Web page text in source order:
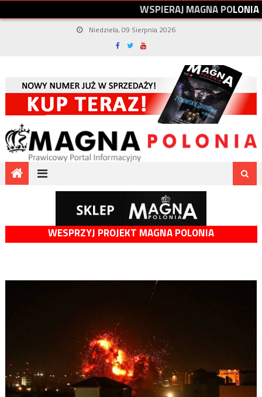
WSPIERAJMAGNAPOLONIA
Niedziela, 09 Sierpnia 2026
WESPRZYJ PROJEKT MAGNA POLONIA